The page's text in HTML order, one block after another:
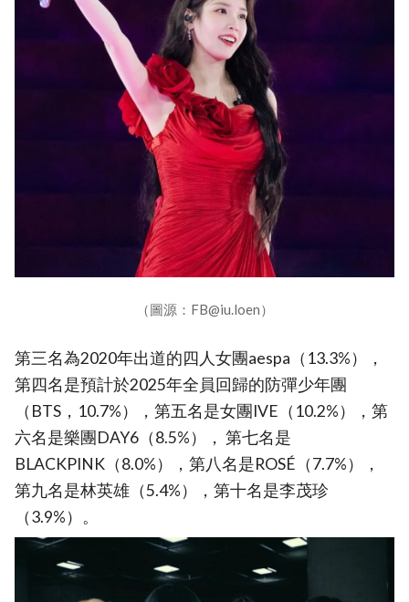
（圖源：FB@iu.loen）
第三名為2020年出道的四人女團aespa（13.3%），
第四名是預計於2025年全員回歸的防彈少年團
（BTS，10.7%），第五名是女團IVE（10.2%），第
六名是樂團DAY6（8.5%）， 第七名是
BLACKPINK（8.0%），第八名是ROSÉ（7.7%），
第九名是林英雄（5.4%），第十名是李茂珍
（3.9%）。